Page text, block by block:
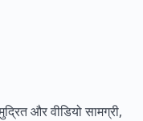
और वीडियो सामग्री,